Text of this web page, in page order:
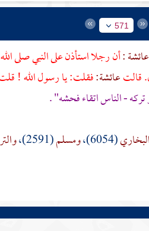
571
عائشة :أن رجلا استأذن على النبي صلى
قالتعائشة:فقلت: يا رسول الله !
تركه - الناس اتقاء فحشه" .
(6054)، ومسلم(2591)،